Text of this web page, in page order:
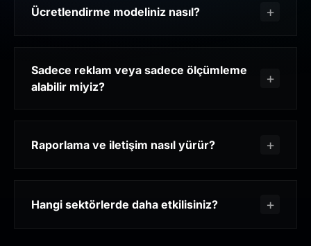
Ücretlendirme modeliniz nasıl?
Sadece reklam veya sadece ölçümleme
alabilir miyiz?
Raporlama ve iletişim nasıl yürür?
Hangi sektörlerde daha etkilisiniz?